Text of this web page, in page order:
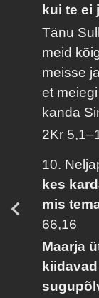
kui te ei
Tänu
meid
meisse
et
kanda
2Kr
10.
kes
mis
66,16
Maarja